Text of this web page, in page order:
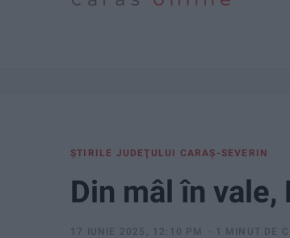
ŞTIRILE JUDEŢULUI CARAŞ-SEVERIN
Din mâl în
17 IUNIE 2025, 12:10 PM 1 MINUT DE